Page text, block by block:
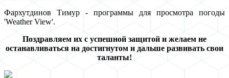
Фархутдинов Тимур - программы для просмотра погоды
'Weather View'.
Поздравляем их с успешной защитой и желаем не
останавливаться на достигнутом и дальше развивать свои
таланты!